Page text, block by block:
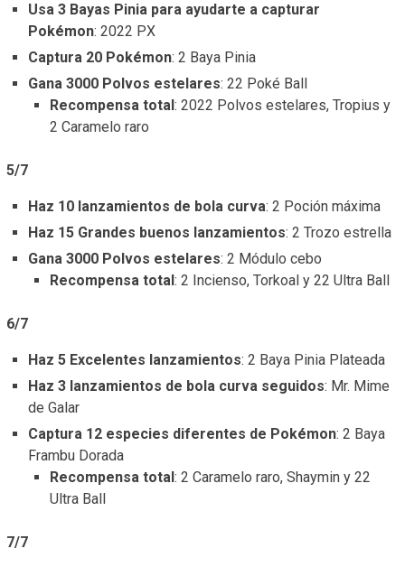
Usa 3 Bayas Pinia para ayudarte a capturar
Pokémon: 2022 PX
Captura 20 Pokémon: 2 Baya Pinia
Gana 3000 Polvos estelares: 22 Poké Ball
Recompensa total: 2022 Polvos estelares, Tropius y
2 Caramelo raro
5/7
Haz 10 lanzamientos de bola curva: 2 Poción máxima
Haz 15 Grandes buenos lanzamientos: 2 Trozo estrella
Gana 3000 Polvos estelares: 2 Módulo cebo
Recompensa total: 2 Incienso, Torkoal y 22 Ultra Ball
6/7
Haz 5 Excelentes lanzamientos: 2 Baya Pinia Plateada
Haz 3 lanzamientos de bola curva seguidos: Mr. Mime
de Galar
Captura 12 especies diferentes de Pokémon: 2 Baya
Frambu Dorada
Recompensa total: 2 Caramelo raro, Shaymin y 22
Ultra Ball
7/7